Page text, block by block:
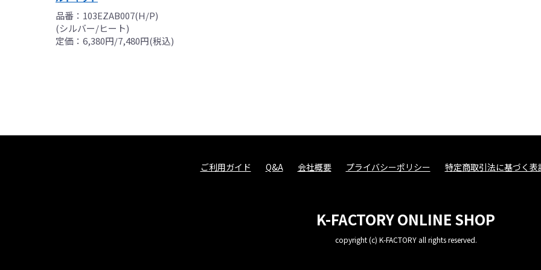
品番：103EZAB007(H/P)
(シルバー/ヒート)
定価：6,380円/7,480円(税込)
ご利用ガイド Q&A 会社概要 プライバシーポリシー 特定商取引法に基づく表
K-FACTORY ONLINE SHOP
copyright (c) K-FACTORY all rights reserved.